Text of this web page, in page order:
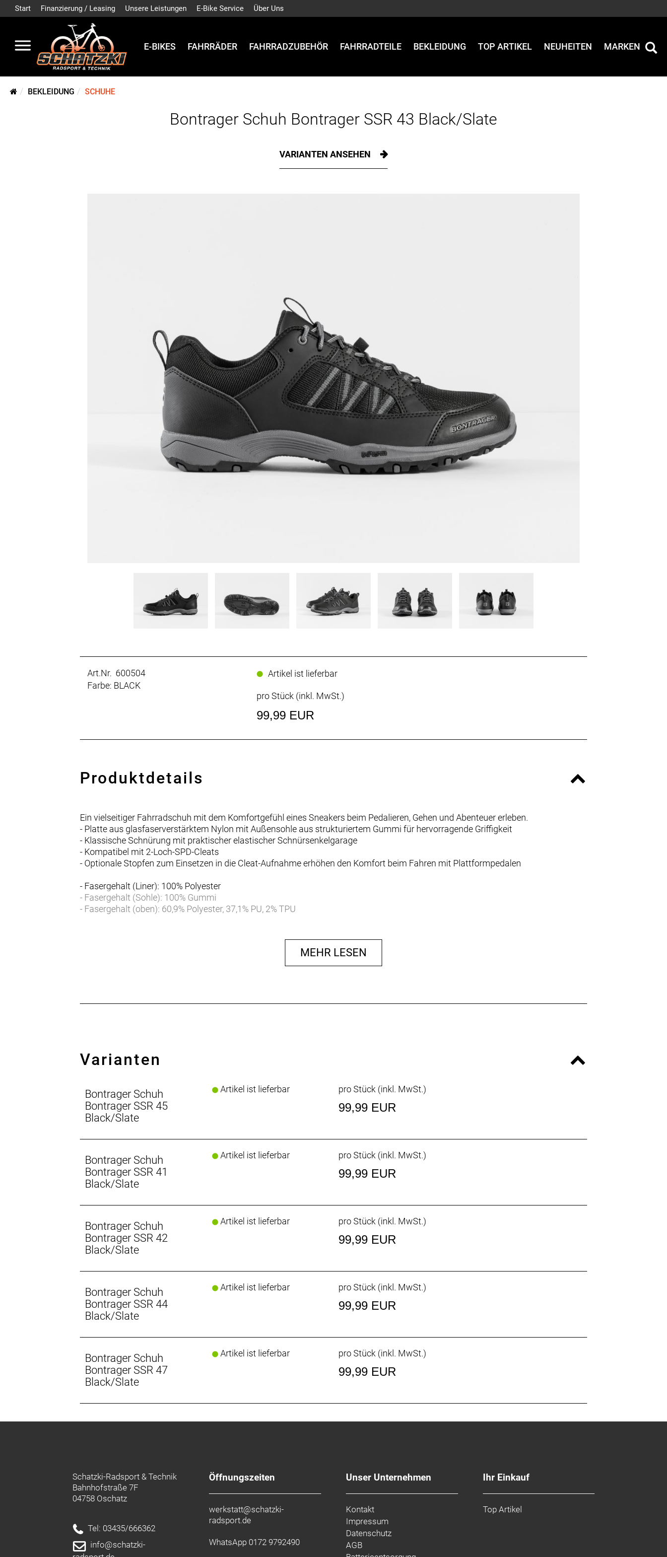
Start Finanzierung / Leasing Unsere Leistungen E-Bike Service Über Uns
E-BIKES FAHRRÄDER FAHRRADZUBEHÖR FAHRRADTEILE BEKLEIDUNG TOP ARTIKEL NEUHEITEN MARKEN
BEKLEIDUNG SCHUHE
Bontrager Schuh Bontrager SSR 43 Black/Slate
VARIANTEN ANSEHEN
Art.Nr. 600504
Farbe: BLACK
Artikel ist lieferbar
pro Stück (inkl. MwSt.)
99,99 EUR
Produktdetails
Ein vielseitiger Fahrradschuh mit dem Komfortgefühl eines Sneakers beim Pedalieren, Gehen und Abenteuer erleben.
- Platte aus glasfaserverstärktem Nylon mit Außensohle aus strukturiertem Gummi für hervorragende Griffigkeit
- Klassische Schnürung mit praktischer elastischer Schnürsenkelgarage
- Kompatibel mit 2-Loch-SPD-Cleats
- Optionale Stopfen zum Einsetzen in die Cleat-Aufnahme erhöhen den Komfort beim Fahren mit Plattformpedalen
- Fasergehalt (Liner): 100% Polyester
- Fasergehalt (Sohle): 100% Gummi
- Fasergehalt (oben): 60,9% Polyester, 37,1% PU, 2% TPU
MEHR LESEN
Varianten
Bontrager Schuh
Bontrager SSR 45
Black/Slate
Artikel ist lieferbar pro Stück (inkl. MwSt.)
99,99 EUR
Bontrager Schuh
Bontrager SSR 41
Black/Slate
Artikel ist lieferbar pro Stück (inkl. MwSt.)
99,99 EUR
Bontrager Schuh
Bontrager SSR 42
Black/Slate
Artikel ist lieferbar pro Stück (inkl. MwSt.)
99,99 EUR
Bontrager Schuh
Bontrager SSR 44
Black/Slate
Artikel ist lieferbar pro Stück (inkl. MwSt.)
99,99 EUR
Bontrager Schuh
Bontrager SSR 47
Black/Slate
Artikel ist lieferbar pro Stück (inkl. MwSt.)
99,99 EUR
Schatzki-Radsport & Technik
Bahnhofstraße 7F
04758 Oschatz
Tel: 03435/666362
info@schatzki-
Öffnungszeiten
werkstatt@schatzki-
radsport.de
WhatsApp 0172 9792490
Unser Unternehmen
Kontakt
Impressum
Datenschutz
AGB
Ihr Einkauf
Top Artikel